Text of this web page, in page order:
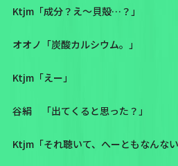
Ktjm「成分？え～貝殻…？」
オオノ「炭酸カルシウム。」
Ktjm「えー」
谷絹 「出てくると思った？」
Ktjm「それ聴いて、へーともなんない